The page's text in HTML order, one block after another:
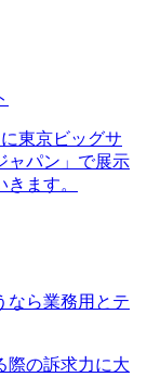
東京ビッグサ
ャパン」で展示
ます。
なら業務用とテ
際の訴求力に大